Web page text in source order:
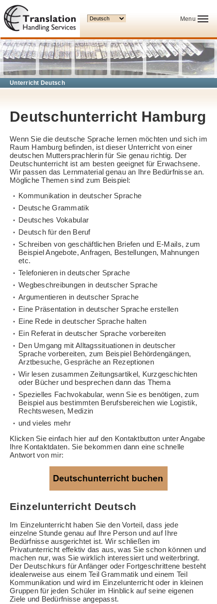
Menu
Ihre Sprache:
Unterricht Deutsch
Deutschunterricht Hamburg
Wenn Sie die deutsche Sprache lernen möchten und sich im
Raum Hamburg befinden, ist dieser Unterricht von einer
deutschen Muttersprachlerin für Sie genau richtig. Der
Deutschunterricht ist am besten geeignet für Erwachsene.
Wir passen das Lernmaterial genau an Ihre Bedürfnisse an.
Mögliche Themen sind zum Beispiel:
Kommunikation in deutscher Sprache
Deutsche Grammatik
Deutsches Vokabular
Deutsch für den Beruf
Schreiben von geschäftlichen Briefen und E-Mails, zum
Beispiel Angebote, Anfragen, Bestellungen, Mahnungen
etc.
Telefonieren in deutscher Sprache
Wegbeschreibungen in deutscher Sprache
Argumentieren in deutscher Sprache
Eine Präsentation in deutscher Sprache erstellen
Eine Rede in deutscher Sprache halten
Ein Referat in deutscher Sprache vorbereiten
Den Umgang mit Alltagssituationen in deutscher
Sprache vorbereiten, zum Beispiel Behördengängen,
Arztbesuche, Gespräche an Rezeptionen
Wir lesen zusammen Zeitungsartikel, Kurzgeschichten
oder Bücher und besprechen dann das Thema
Spezielles Fachvokabular, wenn Sie es benötigen, zum
Beispiel aus bestimmten Berufsbereichen wie Logistik,
Rechtswesen, Medizin
und vieles mehr
Klicken Sie einfach hier auf den Kontaktbutton unter Angabe
Ihre Kontaktdaten. Sie bekommen dann eine schnelle
Antwort von mir:
Einzelunterricht Deutsch
Im Einzelunterricht haben Sie den Vorteil, dass jede
einzelne Stunde genau auf Ihre Person und auf Ihre
Bedürfnisse ausgerichtet ist. Wir schließen im
Privatunterricht effektiv das aus, was Sie schon können und
machen nur, was Sie wirklich interessiert und weiterbringt.
Der Deutschkurs für Anfänger oder Fortgeschrittene besteht
idealerweise aus einem Teil Grammatik und einem Teil
Kommunikation und wird im Einzelunterricht oder in kleinen
Gruppen für jeden Schüler im Hinblick auf seine eigenen
Ziele und Bedürfnisse angepasst.